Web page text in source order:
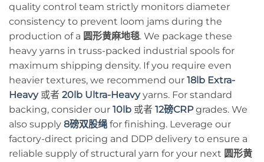
quality control team strictly monitors diameter
consistency to prevent loom jams during the
production of a 圆形黄麻地毯. We package these
heavy yarns in truss-packed industrial spools for
maximum shipping density. If you require even
heavier textures, we recommend our 18lb Extra-
Heavy或者 20lb Ultra-Heavyyarns. For standard
backing, consider our 10lb 或者 12磅CRPgrades. We
also supply 8磅双股绳 for finishing. Leverage our
factory-direct pricing and DDP delivery to ensure a
reliable supply of structural yarn for your next 圆形黄